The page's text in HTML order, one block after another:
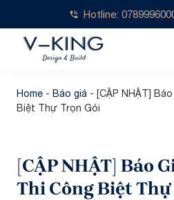
Hotline:
Home - Báo giá - [CẬP NHẬT]
Biệt Thự Trọn Gói
[CẬP NHẬT] Báo
Thi Công Biệt